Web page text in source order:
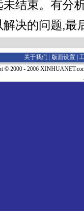
结束。有分
决的问题,最
关于我们 | 版面设置
© 2000 - 2006